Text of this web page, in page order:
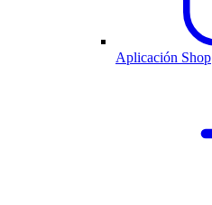
Aplicación Shop